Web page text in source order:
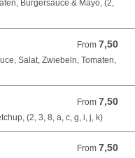
Burgersauce & Mayo, (2,
From 7,50
From 7,50 EUR
Salat, Zwiebeln, Tomaten,
From 7,50
From 7,50 EUR
(2, 3, 8, a, c, g, i, j, k)
From 7,50
From 7,50 EUR